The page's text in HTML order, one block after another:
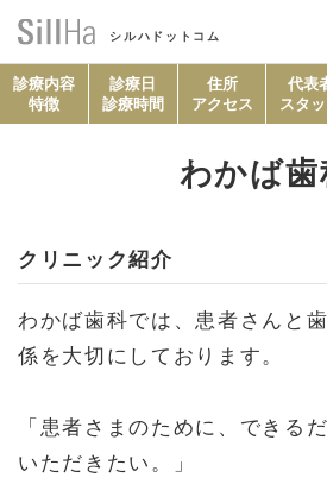
シルハドットコム
ヘルシーレ
シルハとは
診療内容
特徴
診療日
診療時間
住所
アクセス
代表
スタ
わかば歯
クリニック紹介
わかば歯科では、患者さんと
係を大切にしております。
「患者さまのために、できる
いただきたい。」